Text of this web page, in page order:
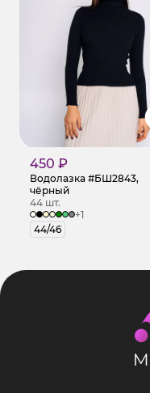
450 ₽
Водолазка #БШ2843,
чёрный
44 шт.
+1
44/46